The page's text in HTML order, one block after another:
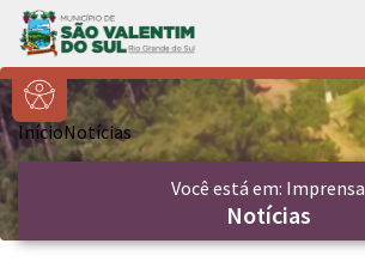
Ir para conteúdo principal
Conteúdo Principal
InícioNotícias
Você está em: Imprensa
Notícias